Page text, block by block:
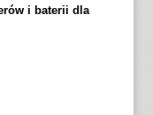
i baterii dla